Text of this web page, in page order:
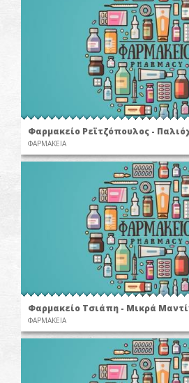
Φαρμακείο Ρεϊτζόπουλος -
ΦΑΡΜΑΚΕΙΑ
Φαρμακείο Τσιάπη - Μικρά
ΦΑΡΜΑΚΕΙΑ